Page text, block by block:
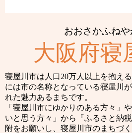
おおさかふねや
大阪府寝
寝屋川市は人口20万人以上を抱え
には市の名称となっている寝屋川
れた魅力あるまちです。
「寝屋川市にゆかりのある方々」
いと思う方々」から『ふるさと納
附をお願いし、寝屋川市のまちづ